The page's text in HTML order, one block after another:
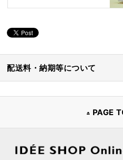
配送料・納期等について
PAGE